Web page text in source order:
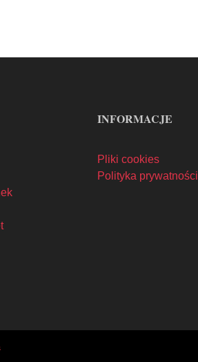
INFORMACJE
Pliki cookies
Polityka prywatności